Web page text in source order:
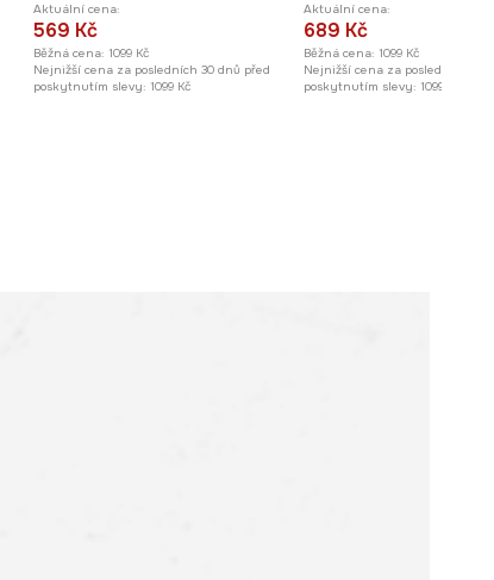
produktu
Aktuální cena:
569 Kč
Běžná cena: 1099 Kč
Nejnižší cena za posledních 30 dnů před
poskytnutím slevy: 1099 Kč
Aktuální cena:
689 Kč
Běžná cena: 1099 Kč
Nejnižší cena za posledních 30
poskytnutím slevy: 1099 Kč